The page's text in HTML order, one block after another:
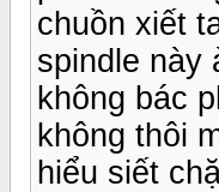
chuồn xiết
spindle này
không bác
không thôi
hiểu siết